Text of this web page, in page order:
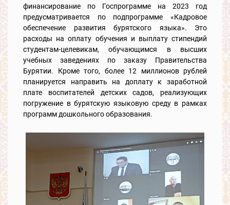
финансирование по Госпрограмме на 2023 год
предусматривается по подпрограмме «Кадровое
обеспечение развития бурятского языка». Это
расходы на оплату обучения и выплату стипендий
студентам-целевикам, обучающимся в высших
учебных заведениях по заказу Правительства
Бурятии. Кроме того, более 12 миллионов рублей
планируется направить на доплату к заработной
плате воспитателей детских садов, реализующих
погружение в бурятскую языковую среду в рамках
программ дошкольного образования.